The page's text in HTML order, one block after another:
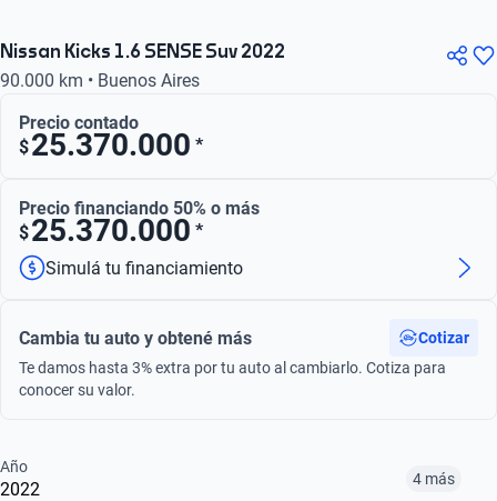
Nissan Kicks 1.6 SENSE Suv 2022
90.000 km • Buenos Aires
Precio contado
$25.370.000 *
Precio financiando 50% o más
$25.370.000 *
Simulá tu financiamiento
Cambia tu auto y obtené más
Cotizar
Te damos hasta 3% extra por tu auto al cambiarlo. Cotiza para
conocer su valor.
Año
2022 4 más